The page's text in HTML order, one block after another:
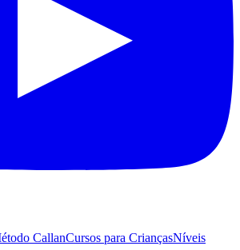
CallanCursos para CriançasNíveis